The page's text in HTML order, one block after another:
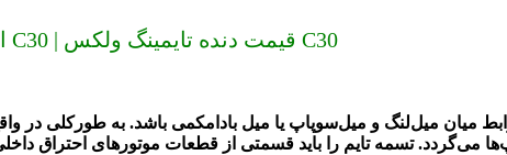
ارسال به سراسر کشور (دیگر گران نخرید) دنده تایمینگ ولکس C30 | قیمت دنده تایمینگ ولکس C30
میان میل‌لنگ و میل‌سوپاپ یا میل بادامکمی باشد. به طورکلی